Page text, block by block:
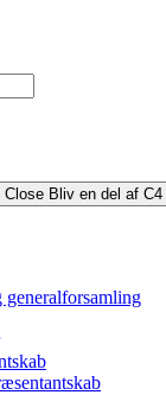
Close Bliv en del af C4
generalforsamling